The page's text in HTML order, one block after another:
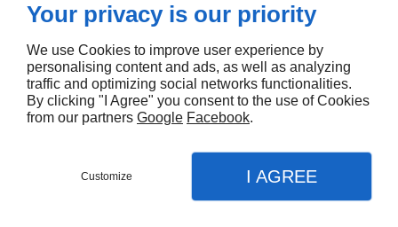
Your privacy is our priority
We use Cookies to improve user experience by
personalising content and ads, as well as analyzing
traffic and optimizing social networks functionalities.
By clicking "I Agree" you consent to the use of Cookies
from our partners Google Facebook.
Customize I AGREE